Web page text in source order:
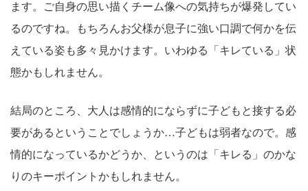
ます。ご自身の思い描くチーム像への気持ちが爆発してい
るのですね。もちろんお父様が息子に強い口調で何かを伝
えている姿も多々見かけます。いわゆる「キレている」状
態かもしれません。
結局のところ、大人は感情的にならずに子どもと接する必
要があるということでしょうか…子どもは弱者なので。感
情的になっているかどうか、というのは「キレる」のかな
りのキーポイントかもしれません。